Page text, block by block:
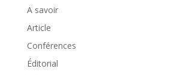
A savoir
Article
Conférences
Éditorial